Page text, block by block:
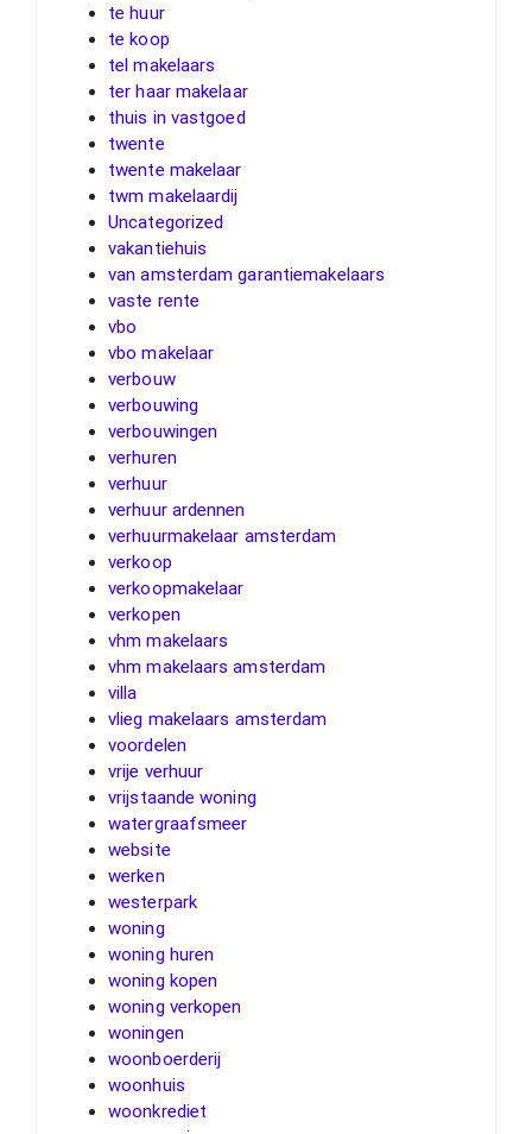
te huur
te koop
tel makelaars
ter haar makelaar
thuis in vastgoed
twente
twente makelaar
twm makelaardij
Uncategorized
vakantiehuis
van amsterdam garantiemakelaars
vaste rente
vbo
vbo makelaar
verbouw
verbouwing
verbouwingen
verhuren
verhuur
verhuur ardennen
verhuurmakelaar amsterdam
verkoop
verkoopmakelaar
verkopen
vhm makelaars
vhm makelaars amsterdam
villa
vlieg makelaars amsterdam
voordelen
vrije verhuur
vrijstaande woning
watergraafsmeer
website
werken
westerpark
woning
woning huren
woning kopen
woning verkopen
woningen
woonboerderij
woonhuis
woonkrediet